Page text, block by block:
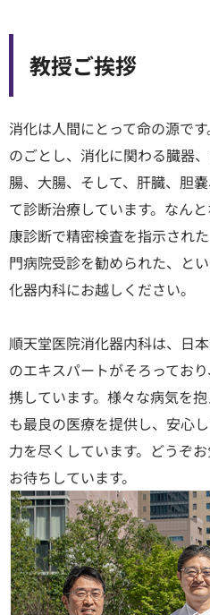
教授ご挨拶
消化は人間にとって命の源で
のごとし、消化に関わる臓器
腸、大腸、そして、肝臓、胆
て診断治療しています。なん
康診断で精密検査を指示され
門病院受診を勧められた、と
化器内科にお越しください。
順天堂医院消化器内科は、日
のエキスパートがそろってお
携しています。様々な病気を
も最良の医療を提供し、安心
力を尽くしています。どうぞ
お待ちしています。